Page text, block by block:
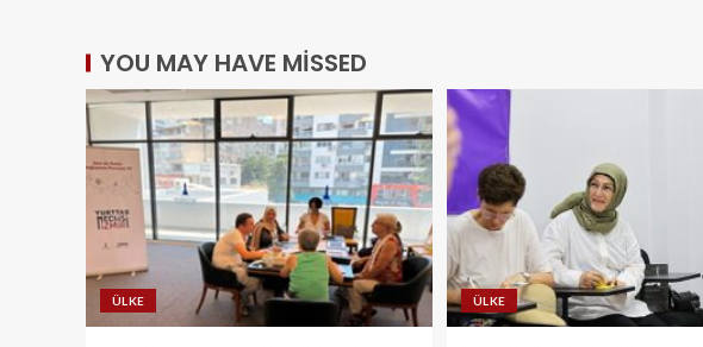
YOU MAY HAVE MISSED
ÜLKE ÜLKE